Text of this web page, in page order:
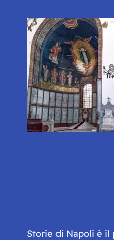
Storie di Napoli è